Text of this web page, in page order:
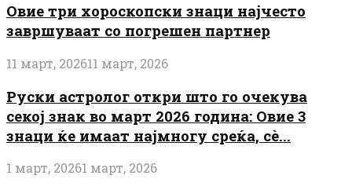
Овие три хороскопски знаци најчесто
завршуваат со погрешен партнер
11 март, 202611 март, 2026
Руски астролог откри што го очекува
секој знак во март 2026 година: Овие 3
знаци ќе имаат најмногу среќа, сè...
1 март, 20261 март, 2026